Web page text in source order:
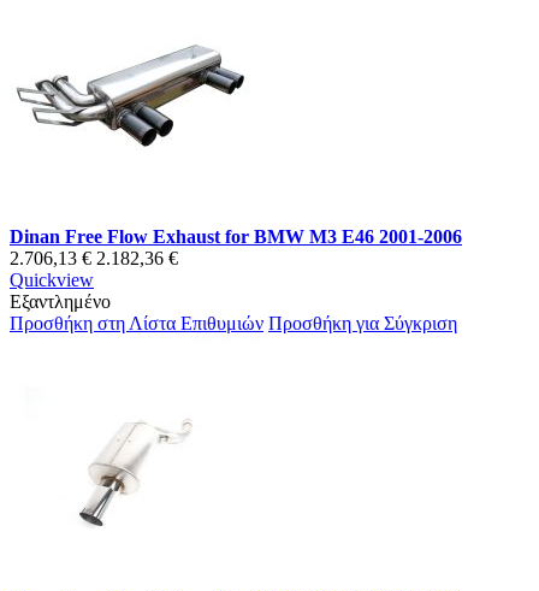
Dinan Free Flow Exhaust for BMW M3 E46 2001-2006
2.706,13 € 2.182,36 €
Quickview
Εξαντλημένο
Προσθήκη στη Λίστα Επιθυμιών Προσθήκη για Σύγκριση